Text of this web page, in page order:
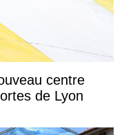
centre
de Lyon